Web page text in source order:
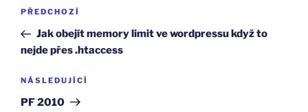
Navigace
příspěvek
Předchozí
příspěvek
PŘEDCHOZÍ
Jak obejít memory limit ve wordpressu když to
nejde přes .htaccess
Následující
příspěvek
NÁSLEDUJÍCÍ
PF 2010